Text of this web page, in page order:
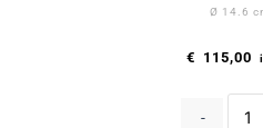
Ø 14.6
€ 115,00
-